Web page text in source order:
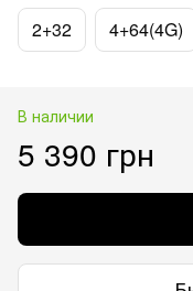
2+32 4+64(4G)
В наличии
5 390 грн